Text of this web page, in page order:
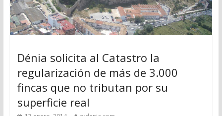
Dénia solicita al Catastro la
regularización de más de 3.000
fincas que no tributan por su
superficie real